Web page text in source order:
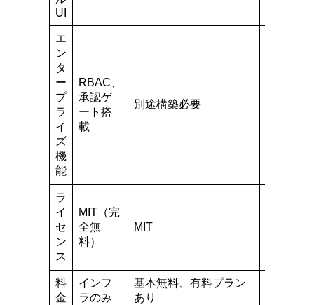
UI
エ
ン
タ
ー
プ
ラ
イ
ズ
機
能
RBAC、
承認ゲ
ート搭
載
別途構築必要
ラ
イ
セ
ン
ス
MIT（完
全無
料）
MIT
料
金
インフ
ラのみ
基本無料、有料プラン
あり